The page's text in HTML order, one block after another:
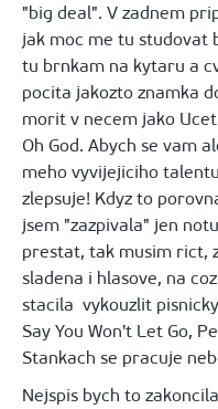
"big deal". V zadnem
jak moc me tu studovat
tu brnkam na kytaru a
pocita jakozto znamka
morit v necem jako
Oh God. Abych se vam
meho vyvijejiciho
zlepsuje! Kdyz to
jsem "zazpivala" jen
prestat, tak musim rict,
sladena i hlasove, na
stacila vykouzlit
Say You Won't Let Go,
Stankach se pracuje
Nejspis bych to